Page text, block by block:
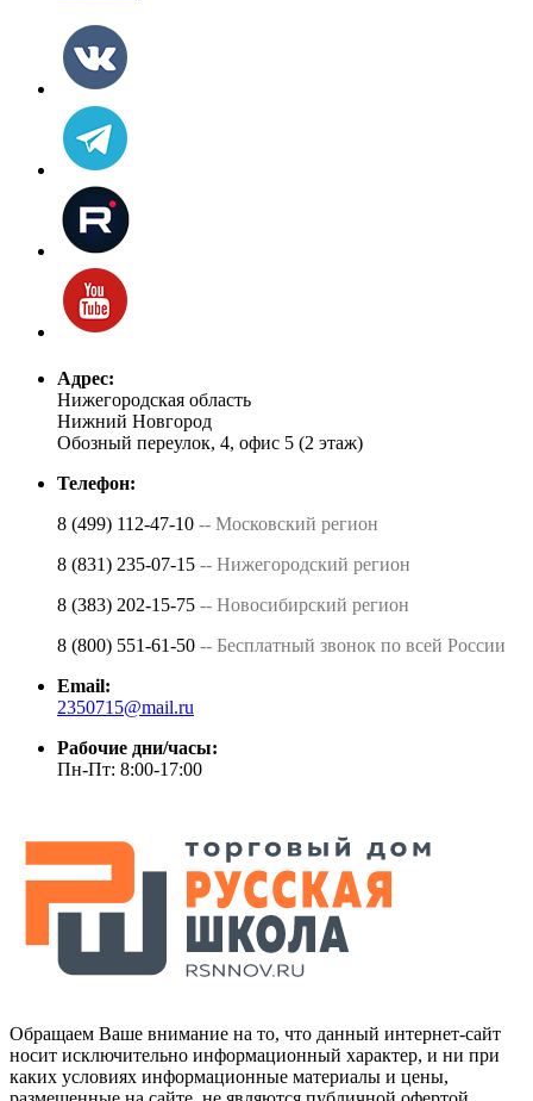
Адрес:
Нижегородская область
Нижний Новгород
Обозный переулок, 4, офис 5 (2 этаж)
Телефон:
8 (499) 112-47-10 -- Московский регион
8 (831) 235-07-15 -- Нижегородский регион
8 (383) 202-15-75 -- Новосибирский регион
8 (800) 551-61-50 -- Бесплатный звонок по всей России
Email:
2350715@mail.ru
Рабочие дни/часы:
Пн-Пт: 8:00-17:00
Обращаем Ваше внимание на то, что данный интернет-сайт
носит исключительно информационный характер, и ни при
каких условиях информационные материалы и цены,